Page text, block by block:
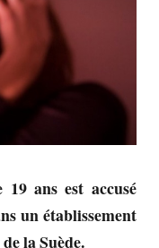
ans est accusé
un établissement
la Suède.